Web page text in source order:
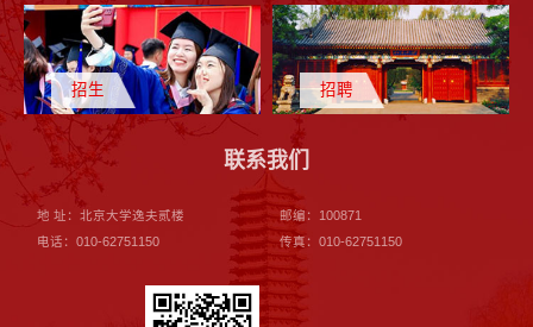
招生 招聘
联系我们
地 址：北京大学逸夫贰楼
邮编：100871
电话：010-62751150
传真：010-62751150